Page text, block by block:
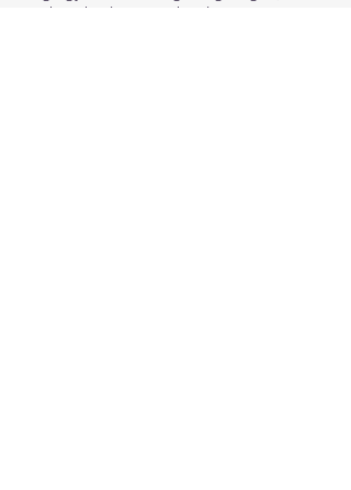
úgy hívnak: élet. Még, ha először úgy is